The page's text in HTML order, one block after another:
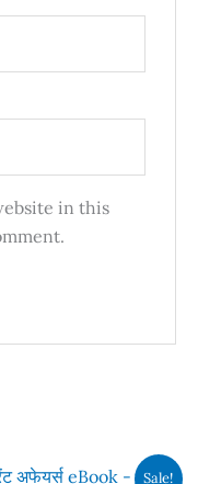
in this
Sale!